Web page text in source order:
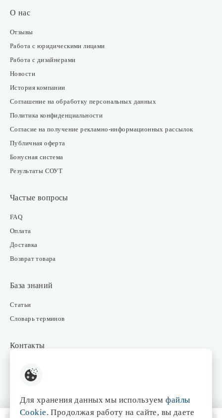
О нас
Отзывы
Работа с юридическими лицами
Работа с дизайнерами
Новости
История компании
Соглашение на обработку персональных данных
Политика конфиденциальности
Согласие на получение рекламно-информационных рассылок
Публичная оферта
Бонусная система
Результаты СОУТ
Частые вопросы
FAQ
Оплата
Доставка
Возврат товара
База знаний
Статьи
Словарь терминов
Контакты
Интернет-магазин
Отдел маркетинга
Для хранения данных мы используемфайлы
Cookie. Продолжая работу на сайте, вы даете